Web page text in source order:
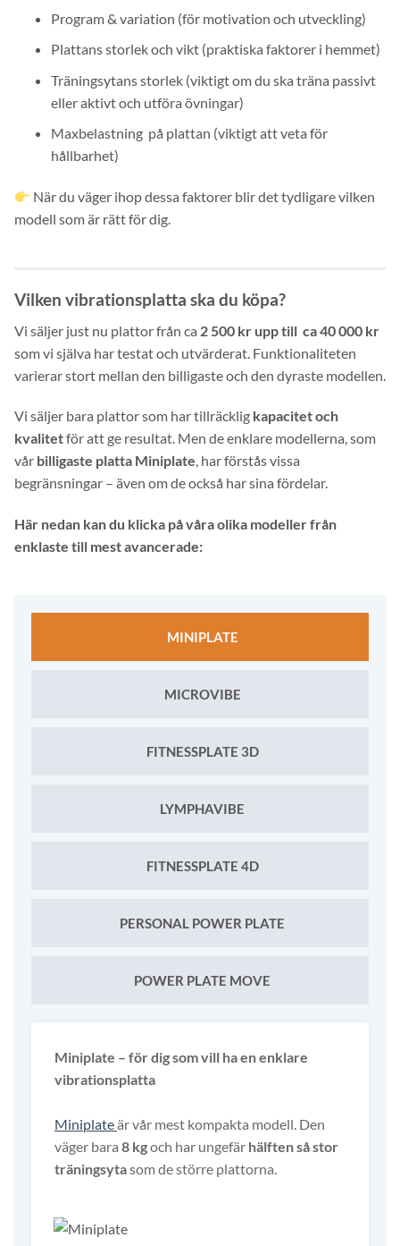
Program & variation (för motivation och utveckling)
Plattans storlek och vikt (praktiska faktorer i hemmet)
Träningsytans storlek (viktigt om du ska träna passivt
eller aktivt och utföra övningar)
Maxbelastning på plattan (viktigt att veta för
hållbarhet)
När du väger ihop dessa faktorer blir det tydligare vilken
modell som är rätt för dig.
Vilken vibrationsplatta ska du köpa?
Vi säljer just nu plattor från ca 2 500 kr upp till ca 40 000 kr
som vi själva har testat och utvärderat. Funktionaliteten
varierar stort mellan den billigaste och den dyraste modellen.
Vi säljer bara plattor som har tillräcklig kapacitet och
kvalitetför att ge resultat. Men de enklare modellerna, som
vår billigaste platta Miniplate, har förstås vissa
begränsningar – även om de också har sina fördelar.
Här nedan kan du klicka på våra olika modeller från
enklaste till mest avancerade:
MINIPLATE
MICROVIBE
FITNESSPLATE 3D
LYMPHAVIBE
FITNESSPLATE 4D
PERSONAL POWER PLATE
POWER PLATE MOVE
Miniplate – för dig som vill ha en enklare
vibrationsplatta
Miniplateär vår mest kompakta modell. Den
väger bara 8 kgoch har ungefär hälften så stor
träningsytasom de större plattorna.